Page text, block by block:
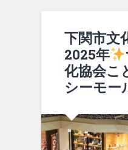
下関市文
2025年
化協会こ
シーモー